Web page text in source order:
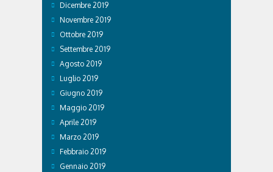
Dicembre 2019
Novembre 2019
Ottobre 2019
Settembre 2019
Agosto 2019
Luglio 2019
Giugno 2019
Maggio 2019
Aprile 2019
Marzo 2019
Febbraio 2019
Gennaio 2019